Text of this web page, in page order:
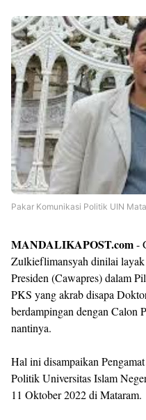
Pakar Komunikasi Politik UIN
MANDALIKAPOST.com-
Zulkieflimansyah dinilai
Presiden (Cawapres) dalam
PKS yang akrab disapa
berdampingan dengan Calon
nantinya.
Hal ini disampaikan
Politik Universitas Islam
11 Oktober 2022 di Mataram.